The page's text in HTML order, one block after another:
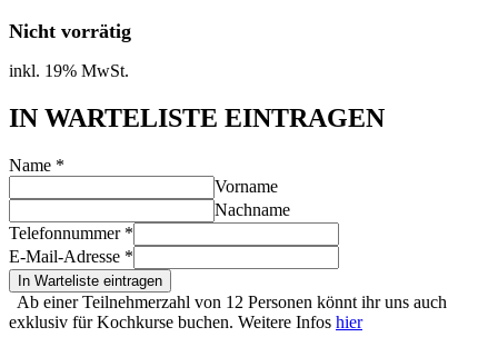
Nicht vorrätig
inkl. 19% MwSt.
IN WARTELISTE EINTRAGEN
Name *
Vorname
Nachname
Telefonnummer *
E-Mail-Adresse *
In Warteliste eintragen
Ab einer Teilnehmerzahl von 12 Personen könnt ihr uns auch
exklusiv für Kochkurse buchen. Weitere Infos hier